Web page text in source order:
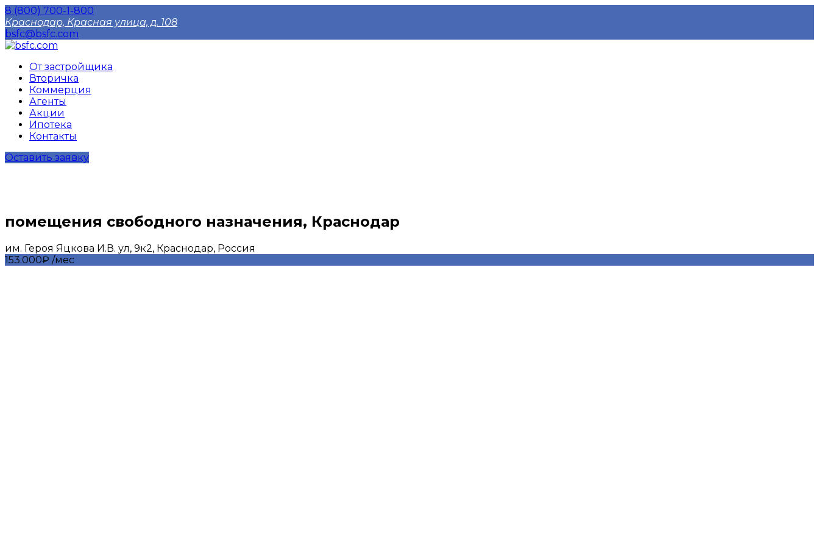
8 (800) 700-1-800
Краснодар, Красная улица, д. 108
bsfc@bsfc.com
От застройщика
Вторичка
Коммерция
Агенты
Акции
Ипотека
Контакты
Оставить заявку
помещения свободного назначения, Краснодар
им. Героя Яцкова И.В. ул, 9к2, Краснодар, Россия
153.000₽ /мес